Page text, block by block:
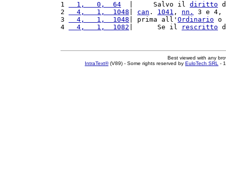
1
  1,   0,  64
  |     Salvo il
diritto
2
  4,   1,  1048
can . 1041 , nn.
3 e
3
  4,   1,  1048
| prima all' Ordinario o
4
  4,   1,  1082
|      Se il rescritto
Best viewed with any
IntraText®(V89) - Some rights reserved by EuloTech SRL -